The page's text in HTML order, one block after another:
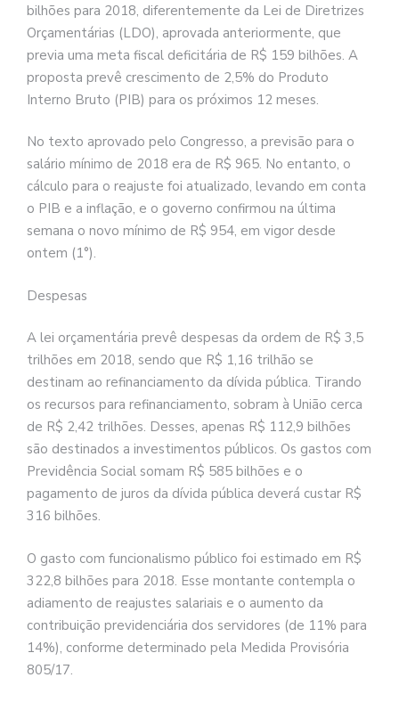
bilhões para 2018, diferentemente da Lei de Diretrizes
Orçamentárias (LDO), aprovada anteriormente, que
previa uma meta fiscal deficitária de R$ 159 bilhões. A
proposta prevê crescimento de 2,5% do Produto
Interno Bruto (PIB) para os próximos 12 meses.
No texto aprovado pelo Congresso, a previsão para o
salário mínimo de 2018 era de R$ 965. No entanto, o
cálculo para o reajuste foi atualizado, levando em conta
o PIB e a inflação, e o governo confirmou na última
semana o novo mínimo de R$ 954, em vigor desde
ontem (1°).
Despesas
A lei orçamentária prevê despesas da ordem de R$ 3,5
trilhões em 2018, sendo que R$ 1,16 trilhão se
destinam ao refinanciamento da dívida pública. Tirando
os recursos para refinanciamento, sobram à União cerca
de R$ 2,42 trilhões. Desses, apenas R$ 112,9 bilhões
são destinados a investimentos públicos. Os gastos com
Previdência Social somam R$ 585 bilhões e o
pagamento de juros da dívida pública deverá custar R$
316 bilhões.
O gasto com funcionalismo público foi estimado em R$
322,8 bilhões para 2018. Esse montante contempla o
adiamento de reajustes salariais e o aumento da
contribuição previdenciária dos servidores (de 11% para
14%), conforme determinado pela Medida Provisória
805/17.